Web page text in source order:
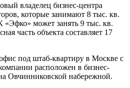
владелец бизнес-центра
которые занимают 8 тыс. кв.
может занять 9 тыс. кв.
часть объекта составляет 17
под штаб-квартиру в Москве с
расположен в бизнес-
Овчинниковской набережной.